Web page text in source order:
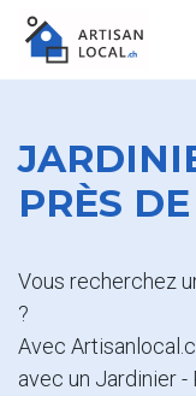
PRÈS
Vous recherchez
?
Avec
avec un Jardinier